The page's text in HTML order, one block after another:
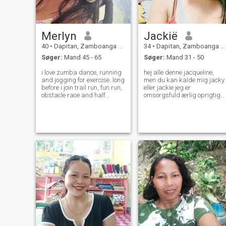
Merlyn
40 • Dapitan, Zamboanga del Norte, Filippinerne
Søger: Mand 45 - 65
i love zumba dance, running
and jogging for exercise..long
before i join trail run, fun run,
obstacle race and half
live alone thats wh
Jackië
34 • Dapitan, Zamboanga del Norte, Filippinerne
Søger: Mand 31 - 50
hej alle denne jacqueline,
men du kan kalde mig jacky
eller jackie jeg er
omsorgsfuld ærlig oprigtig
foregive bare at være en, du
vil kunne lide mere. jeg elsker
at være mig, og jeg ved, at
dette vil hjælpe mig til at
være glad for at finde den
rigtige for mig. jeg håber her
at finde en seriøs og oprigtig
mand, der er villig til at have
et langsigtet forhold og for
ægteskab. en jeg virkelig
kunne dele mit liv og elske
med for evigt. jeg vil være en
god ven, elsker og en kærlig